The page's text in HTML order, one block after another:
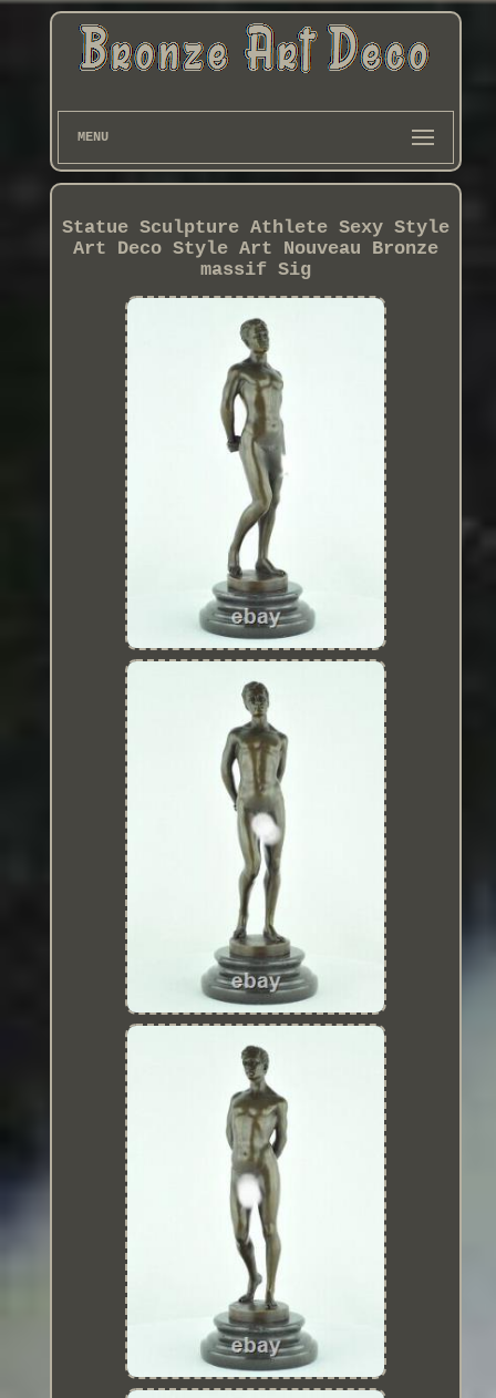
MENU
Statue Sculpture Athlete Sexy Style
Art Deco Style Art Nouveau Bronze
massif Sig